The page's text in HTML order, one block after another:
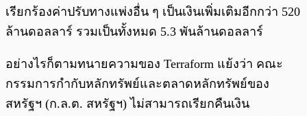
เรียกร้องค่าปรับทางแพ่งอื่น ๆ เป็นเงินเพิ่มเติมอีกกว่า 520
ล้านดอลลาร์ รวมเป็นทั้งหมด 5.3 พันล้านดอลลาร์
อย่างไรก็ตามทนายความของ Terraform แย้งว่า คณะ
กรรมการกำกับหลักทรัพย์และตลาดหลักทรัพย์ของ
สหรัฐฯ (ก.ล.ต. สหรัฐฯ) ไม่สามารถเรียกคืนเงิน